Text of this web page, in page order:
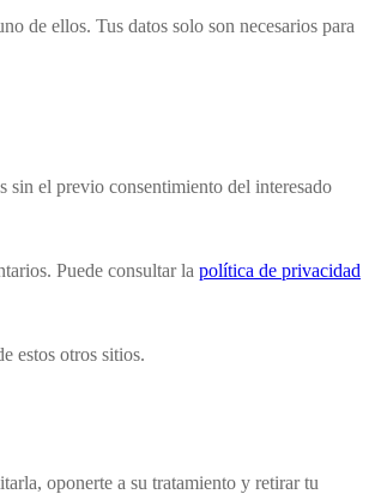
de ellos. Tus datos solo son necesarios para
sin el previo consentimiento del interesado
Puede consultar la política de privacidad
estos otros sitios.
oponerte a su tratamiento y retirar tu